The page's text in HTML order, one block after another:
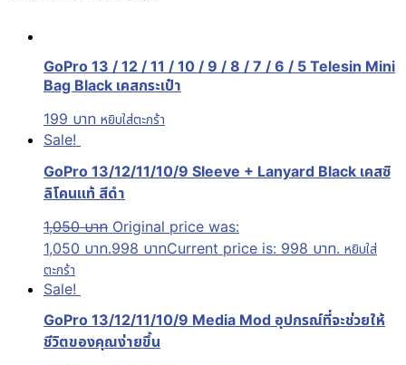
GoPro 13 / 12 / 11 / 10 / 9 / 8 / 7 / 6 / 5 Telesin Mini
Bag Black เคสกระเป๋า
199 บาท หยิบใส่ตะกร้า
Sale!
GoPro 13/12/11/10/9 Sleeve + Lanyard Black เคสซิ
ลิโคนแท้ สีดำ
1,050บาท Original price was:
1,050 บาท.998 บาทCurrent price is: 998 บาท. หยิบใส่
ตะกร้า
Sale!
GoPro 13/12/11/10/9 Media Mod อุปกรณ์ที่จะช่วยให้
ชีวิตของคุณง่ายขึ้น